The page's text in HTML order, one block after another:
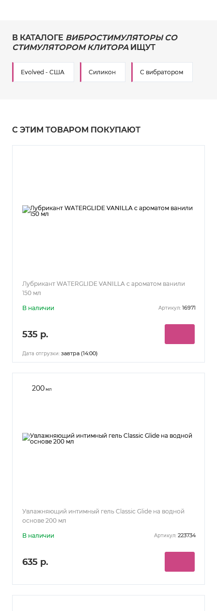
В КАТАЛОГЕ ВИБРОСТИМУЛЯТОРЫ СО
СТИМУЛЯТОРОМ КЛИТОРА ИЩУТ
Evolved - США Силикон С вибратором
С ЭТИМ ТОВАРОМ ПОКУПАЮТ
Лубрикант WATERGLIDE VANILLA с ароматом ванили
150 мл
В наличии Артикул: 16971
535 р.
Дата отгрузки: завтра (14:00)
200мл
Увлажняющий интимный гель Classic Glide на водной
основе 200 мл
В наличии Артикул: 223734
635 р.